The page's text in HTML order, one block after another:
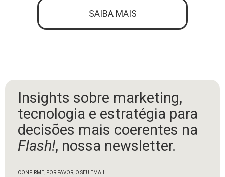
SAIBA MAIS
Insights sobre marketing,
tecnologia e estratégia para
decisões mais coerentes na
Flash!, nossa newsletter.
CONFIRME, POR FAVOR, O SEU EMAIL